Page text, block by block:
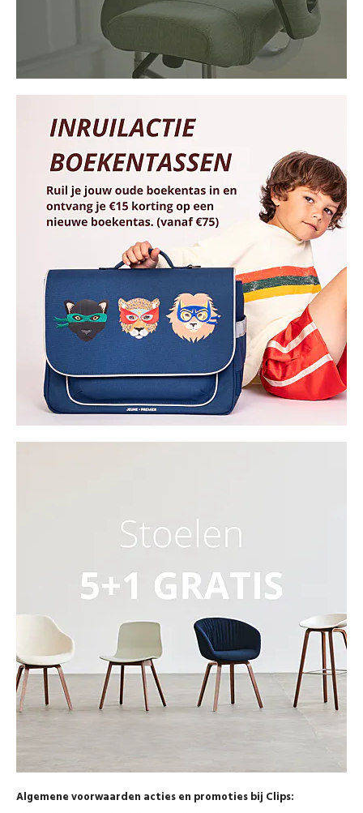
Algemene voorwaarden acties en promoties bij Clips: